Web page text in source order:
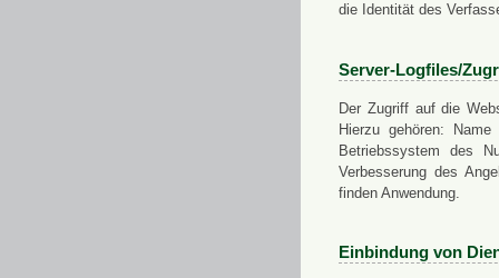
die Identität des
Server-Logfiles/
Der Zugriff auf die
Hierzu gehören:
Betriebssystem des
Verbesserung des
finden Anwendung.
Einbindung von